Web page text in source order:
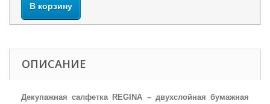
В корзину
ОПИСАНИЕ
Декупажная салфетка REGINA – двухслойная бумажная